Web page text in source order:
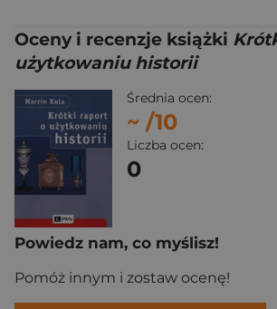
Oceny i recenzje książki
użytkowaniu historii
Średnia ocen:
~ /10
Liczba ocen:
0
Powiedz nam, co myślisz!
Pomóż innym i zostaw ocenę!